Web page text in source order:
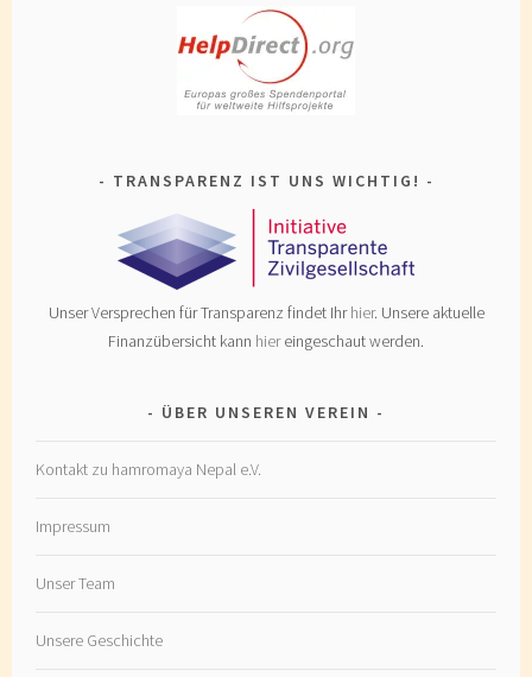
TRANSPARENZ IST UNS WICHTIG!
Unser Versprechen für Transparenz findet Ihrhier. Unsere aktuelle
Finanzübersicht kann hiereingeschaut werden.
ÜBER UNSEREN VEREIN
Kontakt zu hamromaya Nepal e.V.
Impressum
Unser Team
Unsere Geschichte